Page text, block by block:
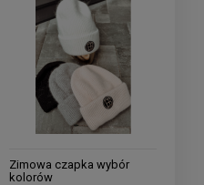
Zimowa czapka wybór
kolorów